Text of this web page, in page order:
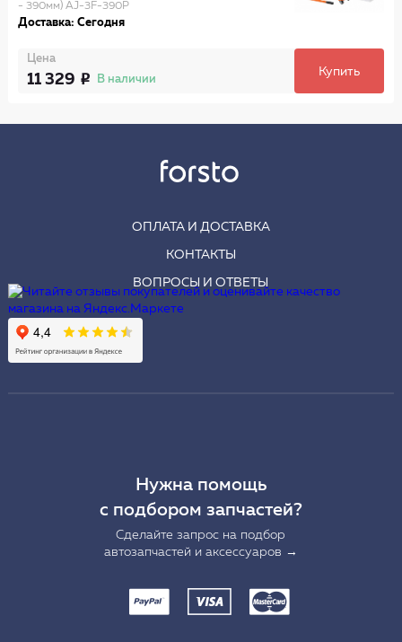
- 390мм) AJ-3F-390P
Доставка: Сегодня
Цена
11 329 В наличии
Купить
ОПЛАТА И ДОСТАВКА
КОНТАКТЫ
ВОПРОСЫ И ОТВЕТЫ
Нужна помощь
с подбором запчастей?
Сделайте запрос на подбор
автозапчастей и аксессуаров →